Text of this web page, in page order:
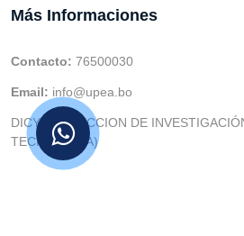
Más Informaciones
Contacto: 76500030
Email: info@upea.bo
DICYT (DIRECCION DE
TECNOLOGIA)